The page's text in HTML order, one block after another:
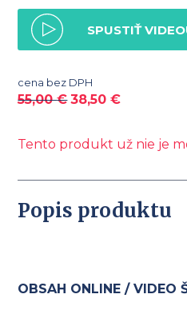
SPUSTIŤ
cena bez DPH
55,00€ 38,50€
Tento produkt už nie je
Popis produktu
OBSAH ONLINE / VIDEO